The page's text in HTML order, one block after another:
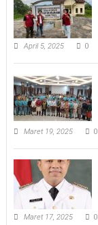
April 5, 2025 0
Maret 19, 2025 0
Maret 17, 2025 0